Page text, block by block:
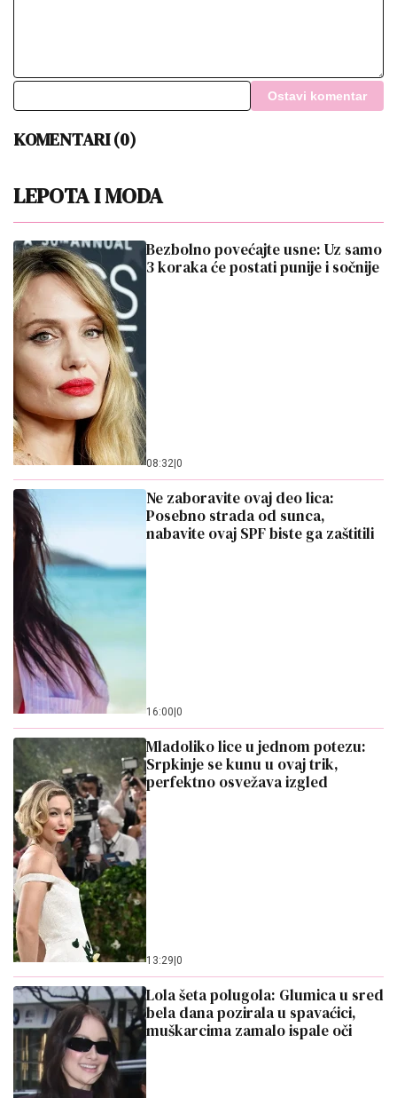
Ostavi komentar
KOMENTARI (0)
LEPOTA I MODA
Bezbolno povećajte usne: Uz samo
3 koraka će postati punije i sočnije
08:32 0
Ne zaboravite ovaj deo lica:
Posebno strada od sunca,
nabavite ovaj SPF biste ga zaštitili
16:00 0
Mladoliko lice u jednom potezu:
Srpkinje se kunu u ovaj trik,
perfektno osvežava izgled
13:29 0
Lola šeta polugola: Glumica u sred
bela dana pozirala u spavaćici,
muškarcima zamalo ispale oči